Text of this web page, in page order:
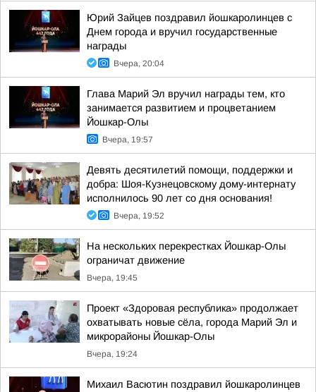
Юрий Зайцев поздравил йошкаролинцев с
Днем города и вручил государственные
награды
Вчера, 20:04
Глава Марий Эл вручил награды тем, кто
занимается развитием и процветанием
Йошкар-Олы
Вчера, 19:57
Девять десятилетий помощи, поддержки и
добра: Шоя-Кузнецовскому дому-интернату
исполнилось 90 лет со дня основания!
Вчера, 19:52
На нескольких перекрестках Йошкар-Олы
ограничат движение
Вчера, 19:45
Проект «Здоровая республика» продолжает
охватывать новые сёла, города Марий Эл и
микрорайоны Йошкар-Олы
Вчера, 19:24
Михаил Васютин поздравил йошкаролинцев